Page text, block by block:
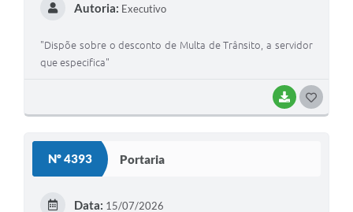
BAIXAR
Autoria: Executivo
"Dispõe sobre o desconto de Multa de Trânsito, a servidor
que especifica"
Nº 4393 Portaria
Data: 15/07/2026